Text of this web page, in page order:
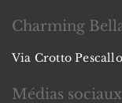
Charming
Via Crotto
Médias sociaux